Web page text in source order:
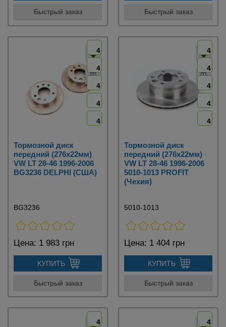
Быстрый заказ Быстрый заказ
4
4
4
4
4
Тормозной диск
передний (276х22мм)
VW LT 28-46 1996-2006
BG3236 DELPHI (США)
BG3236
Цена: 1 983 грн
КУПИТЬ
Быстрый заказ
4
4
4
4
4
Тормозной диск
передний (276х22мм)
VW LT 28-46 1996-2006
5010-1013 PROFIT
(Чехия)
5010-1013
Цена: 1 404 грн
КУПИТЬ
Быстрый заказ
4 4